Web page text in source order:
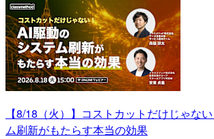
【8/18（火）】コストカットだけじゃな
ム刷新がもたらす本当の効果